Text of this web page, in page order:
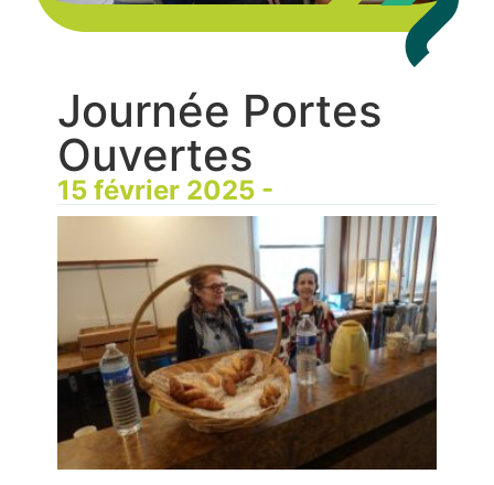
Journée Portes
Ouvertes
15 février 2025 -